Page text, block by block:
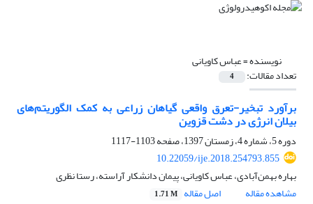
نویسنده =عباس کاویانی
تعداد مقالات: 4
برآورد تبخیر-تعرق واقعی گیاهان زراعی به کمک الگوریتم‌های
بیلان انرژی در دشت قزوین
دوره 5، شماره 4، زمستان 1397، صفحه
1103-1117
10.22059/ije.2018.254793.855
بهاره بهمن‌آبادی، عباس کاویانی، پیمان دانشکار آراسته، رستا نظری
مشاهده مقاله
اصل مقاله 1.71 M